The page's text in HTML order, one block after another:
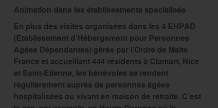
Animation dans les établissements spécialisés
En plus des visites organisées dans les 4 EHPAD
(Etablissement d’Hébergement pour Personnes
Agées Dépendantes) gérés par l’Ordre de Malte
France et accueillant 444 résidents à Clamart, Nice
et Saint-Etienne, les bénévoles se rendent
régulièrement auprès de personnes âgées
hospitalisées ou vivant en maison de retraite. C’est